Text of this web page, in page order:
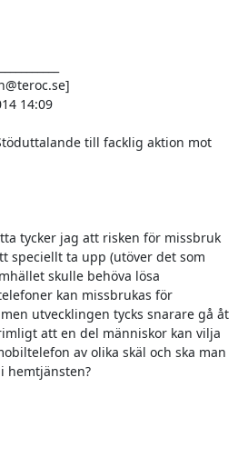
14:09
till facklig aktion mot
tycker jag att risken för missbruk
speciellt ta upp (utöver det som
skulle behöva lösa
kan missbrukas för
utvecklingen tycks snarare gå åt
att en del människor kan vilja
av olika skäl och ska man
hemtjänsten?